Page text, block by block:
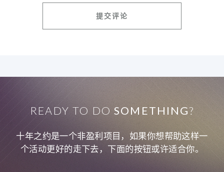
READY TO DOSOMETHING?
十年之约是一个非盈利项目，如果你想帮助这样一
个活动更好的走下去，下面的按钮或许适合你。